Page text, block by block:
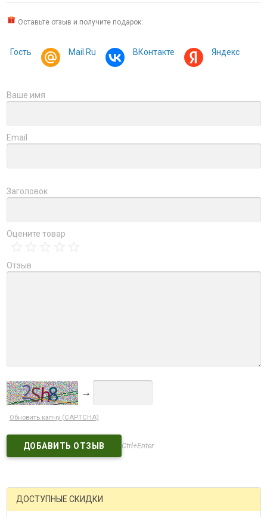
Оставьте отзыв и получите подарок:
Гость Mail.Ru ВКонтакте Яндекс
Ваше имя
Email
Заголовок
Оцените товар
Отзыв
→
Обновить капчу (CAPTCHA)
Ctrl+Enter
ДОСТУПНЫЕ СКИДКИ